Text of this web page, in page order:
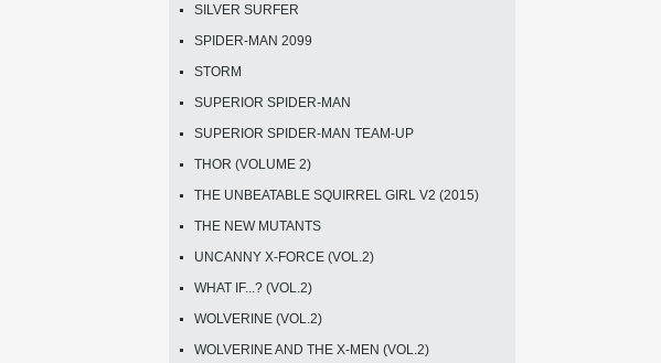
SILVER SURFER
SPIDER-MAN 2099
STORM
SUPERIOR SPIDER-MAN
SUPERIOR SPIDER-MAN TEAM-UP
THOR (VOLUME 2)
THE UNBEATABLE SQUIRREL GIRL V2 (2015)
THE NEW MUTANTS
UNCANNY X-FORCE (VOL.2)
WHAT IF...? (VOL.2)
WOLVERINE (VOL.2)
WOLVERINE AND THE X-MEN (VOL.2)